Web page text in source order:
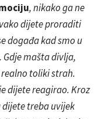
, nikako ga ne
dijete proraditi
događa kad smo u
mašta divlja,
toliki strah.
dijete reagirao. Kroz
treba uvijek